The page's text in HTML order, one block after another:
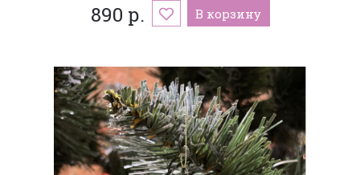
890 р. В корзину